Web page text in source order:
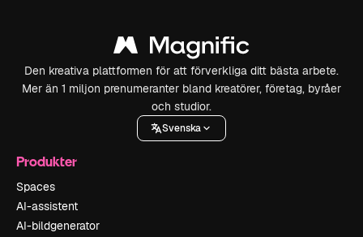
Den kreativa plattformen för att förverkliga ditt bästa arbete.
Mer än 1 miljon prenumeranter bland kreatörer, företag, byråer
och studior.
Svenska
Produkter
Spaces
AI-assistent
AI-bildgenerator